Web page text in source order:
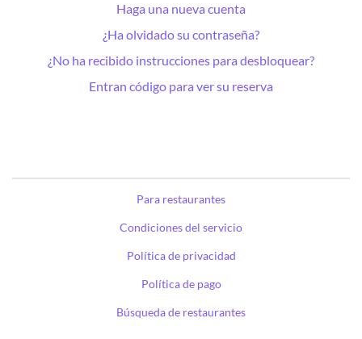
Haga una nueva cuenta
¿Ha olvidado su contraseña?
¿No ha recibido instrucciones para desbloquear?
Entran código para ver su reserva
Para restaurantes
Condiciones del servicio
Política de privacidad
Política de pago
Búsqueda de restaurantes